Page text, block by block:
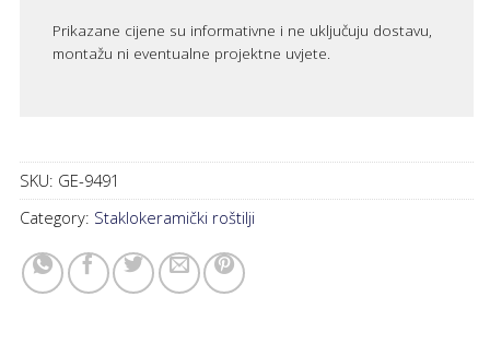
Prikazane cijene su informativne i ne uključuju dostavu,
montažu ni eventualne projektne uvjete.
SKU: GE-9491
Category: Staklokeramički roštilji